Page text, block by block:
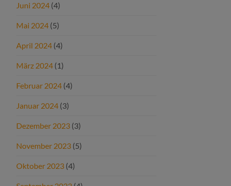
Juni 2024 (4)
Mai 2024 (5)
April 2024 (4)
März 2024 (1)
Februar 2024 (4)
Januar 2024 (3)
Dezember 2023 (3)
November 2023 (5)
Oktober 2023 (4)